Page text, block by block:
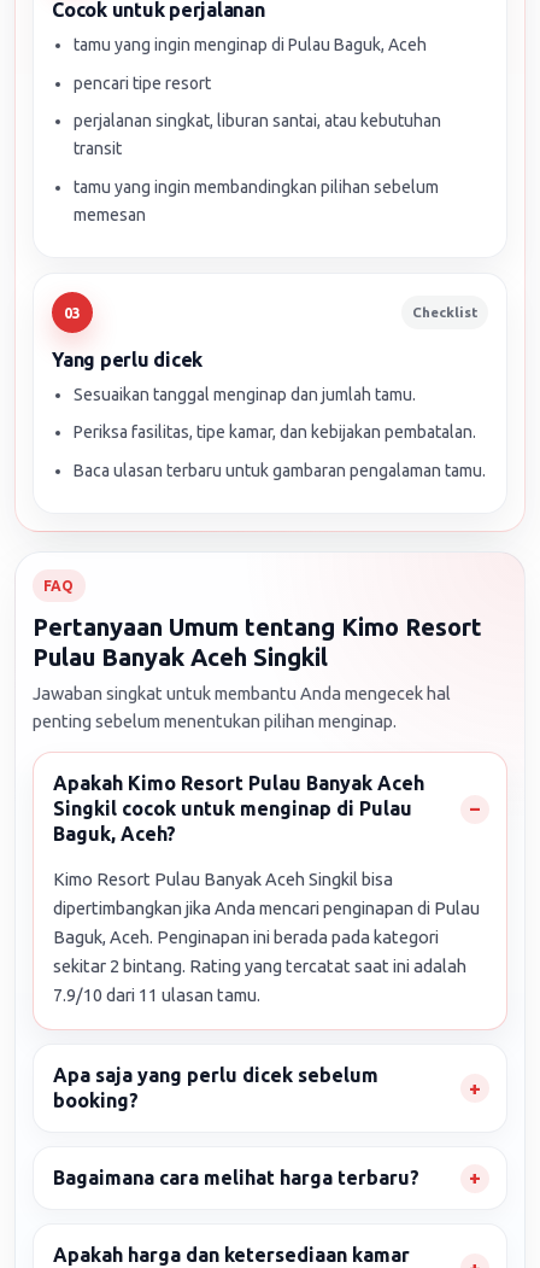
Cocok untuk perjalanan
tamu yang ingin menginap di Pulau Baguk, Aceh
pencari tipe resort
perjalanan singkat, liburan santai, atau kebutuhan
transit
tamu yang ingin membandingkan pilihan sebelum
memesan
03 Checklist
Yang perlu dicek
Sesuaikan tanggal menginap dan jumlah tamu.
Periksa fasilitas, tipe kamar, dan kebijakan pembatalan.
Baca ulasan terbaru untuk gambaran pengalaman tamu.
FAQ
Pertanyaan Umum tentang Kimo Resort
Pulau Banyak Aceh Singkil
Jawaban singkat untuk membantu Anda mengecek hal
penting sebelum menentukan pilihan menginap.
Apakah Kimo Resort Pulau Banyak Aceh
Singkil cocok untuk menginap di Pulau
Baguk, Aceh?
Kimo Resort Pulau Banyak Aceh Singkil bisa
dipertimbangkan jika Anda mencari penginapan di Pulau
Baguk, Aceh. Penginapan ini berada pada kategori
sekitar 2 bintang. Rating yang tercatat saat ini adalah
7.9/10 dari 11 ulasan tamu.
Apa saja yang perlu dicek sebelum
booking?
Bagaimana cara melihat harga terbaru?
Apakah harga dan ketersediaan kamar